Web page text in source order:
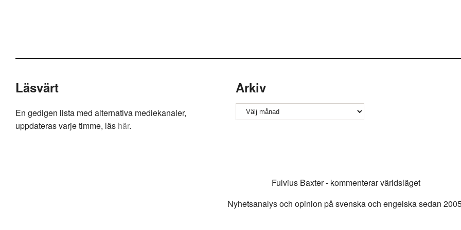
Läsvärt
En gedigen lista med alternativa mediekanaler,
uppdateras varje timme, läs här.
Arkiv
Arkiv
Fulvius Baxter - kommenterar världsläget
Nyhetsanalys och opinion på svenska och engelska sedan